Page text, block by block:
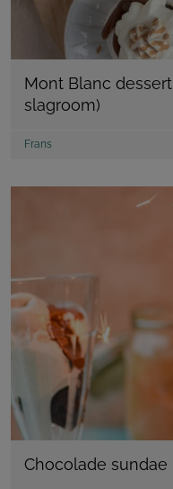
Mont Blanc
slagroom)
Frans
Chocolade